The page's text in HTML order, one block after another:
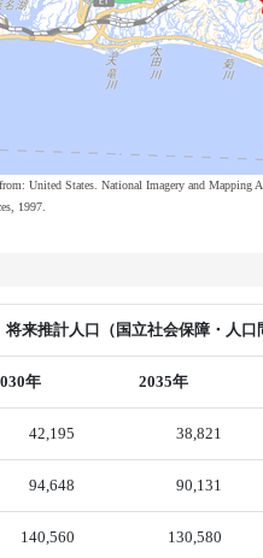
United States. National Imagery and
1997.
将来推計人口（国立社会保障・人口
年 2035年
42,195 38,821
94,648 90,131
140,560 130,580